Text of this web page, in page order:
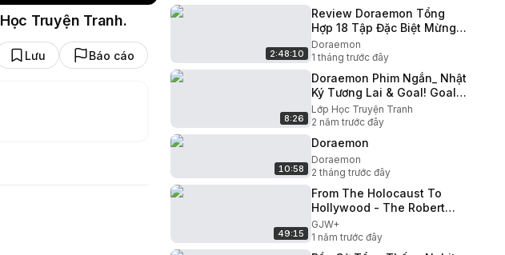
Truyện Tranh.
Lưu Báo cáo 2:48:10
Review Doraemon Tổng
Hợp 18 Tập Đặc Biệt Mừng
Sinh Nhật Doraemon Tóm
Tắt Hoạt Hình Doraemon
Doraemon
1 tháng trước đây
8:26
Doraemon Phim Ngắn_ Nhật
Ký Tương Lai & Goal! Goal!
Goal! _ Đội Quân Doraemon
_ Lớp Học Truyện Tranh
Lớp Học Truyện Tranh
2 năm trước đây
10:58
Doraemon
Doraemon
2 tháng trước đây
49:15
From The Holocaust To
Hollywood - The Robert
Clary Story
GJW+
1 năm trước đây